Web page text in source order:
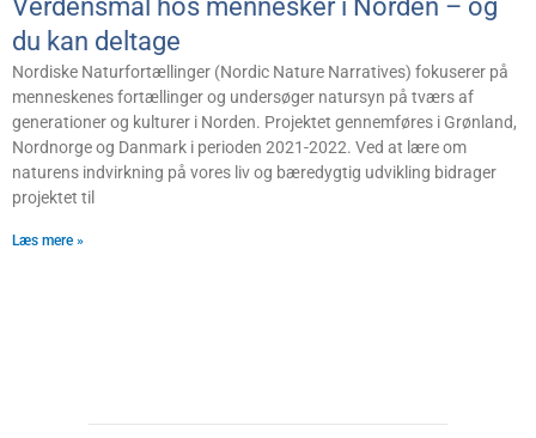
Verdensmål hos mennesker i Norden – og
du kan deltage
Nordiske Natur­fortællinger (Nordic Nature Narratives) fokuserer på
menneskenes fortællinger og undersøger natursyn på tværs af
generationer og kulturer i Norden. Projektet gennemføres i Grønland,
Nordnorge og Danmark i perioden 2021-2022. Ved at lære om
naturens indvirkning på vores liv og bæredygtig udvikling bidrager
projektet til
Læs mere »